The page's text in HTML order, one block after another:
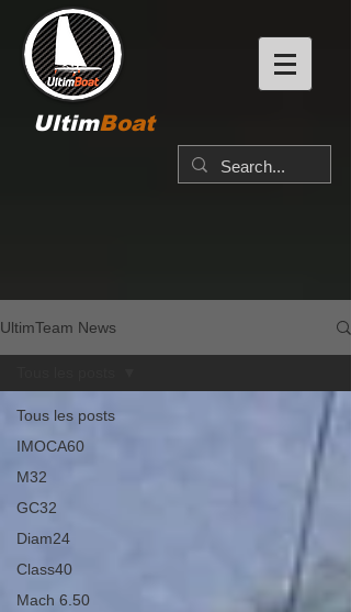
UltimBoat
UltimTeam News
Tous les posts
IMOCA60
M32
GC32
Diam24
Class40
Mach 6.50